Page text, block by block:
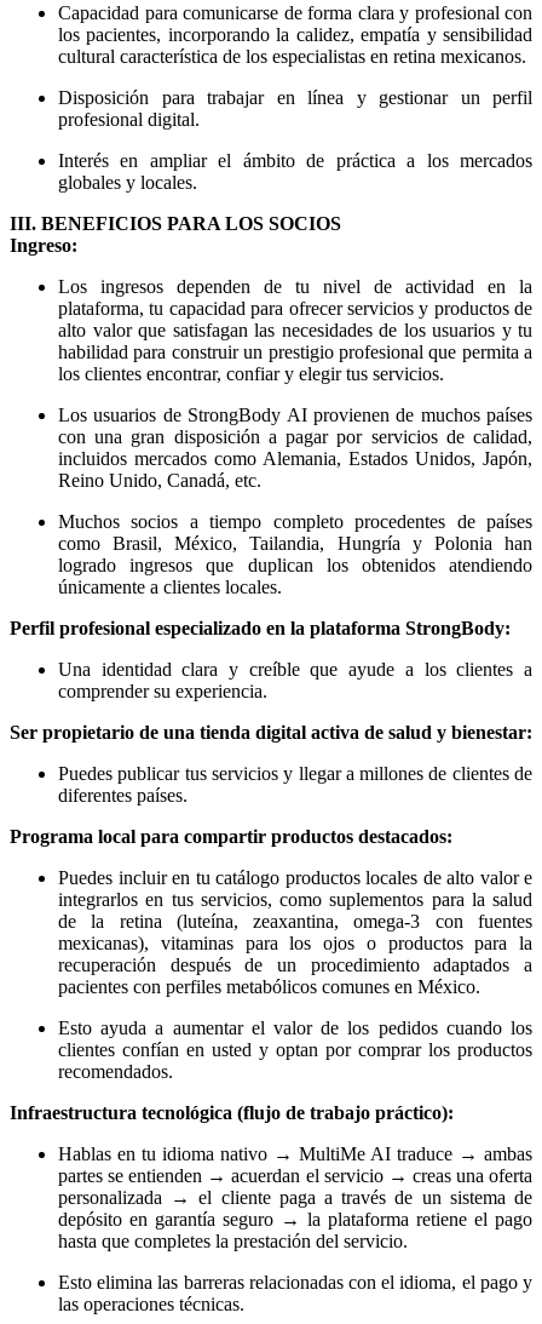
Capacidad para comunicarse de forma clara y profesional con
los pacientes, incorporando la calidez, empatía y sensibilidad
cultural característica de los especialistas en retina mexicanos.
Disposición para trabajar en línea y gestionar un perfil
profesional digital.
Interés en ampliar el ámbito de práctica a los mercados
globales y locales.
III. BENEFICIOS PARA LOS SOCIOS
Ingreso:
Los ingresos dependen de tu nivel de actividad en la
plataforma, tu capacidad para ofrecer servicios y productos de
alto valor que satisfagan las necesidades de los usuarios y tu
habilidad para construir un prestigio profesional que permita a
los clientes encontrar, confiar y elegir tus servicios.
Los usuarios de StrongBody AI provienen de muchos países
con una gran disposición a pagar por servicios de calidad,
incluidos mercados como Alemania, Estados Unidos, Japón,
Reino Unido, Canadá, etc.
Muchos socios a tiempo completo procedentes de países
como Brasil, México, Tailandia, Hungría y Polonia han
logrado ingresos que duplican los obtenidos atendiendo
únicamente a clientes locales.
Perfil profesional especializado en la plataforma StrongBody:
Una identidad clara y creíble que ayude a los clientes a
comprender su experiencia.
Ser propietario de una tienda digital activa de salud y bienestar:
Puedes publicar tus servicios y llegar a millones de clientes de
diferentes países.
Programa local para compartir productos destacados:
Puedes incluir en tu catálogo productos locales de alto valor e
integrarlos en tus servicios, como suplementos para la salud
de la retina (luteína, zeaxantina, omega-3 con fuentes
mexicanas), vitaminas para los ojos o productos para la
recuperación después de un procedimiento adaptados a
pacientes con perfiles metabólicos comunes en México.
Esto ayuda a aumentar el valor de los pedidos cuando los
clientes confían en usted y optan por comprar los productos
recomendados.
Infraestructura tecnológica (flujo de trabajo práctico):
Hablas en tu idioma nativo → MultiMe AI traduce → ambas
partes se entienden → acuerdan el servicio → creas una oferta
personalizada → el cliente paga a través de un sistema de
depósito en garantía seguro → la plataforma retiene el pago
hasta que completes la prestación del servicio.
Esto elimina las barreras relacionadas con el idioma, el pago y
las operaciones técnicas.